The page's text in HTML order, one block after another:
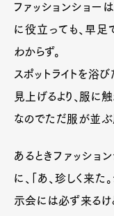
ファッションショー
に役立っても、早足
わからず。
スポットライトを浴
見上げるより、服に触
なのでただ服が並ぶ
あるときファッシ
に、「あ、珍しく来
示会には必ず来るけ